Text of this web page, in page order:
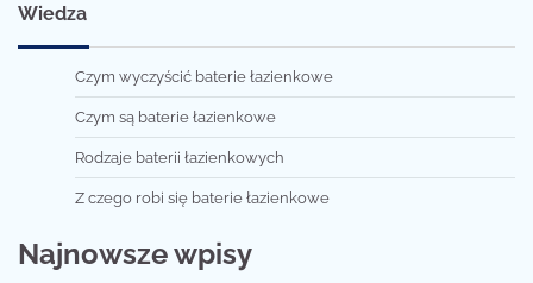
Wiedza
Czym wyczyścić baterie łazienkowe
Czym są baterie łazienkowe
Rodzaje baterii łazienkowych
Z czego robi się baterie łazienkowe
Najnowsze wpisy